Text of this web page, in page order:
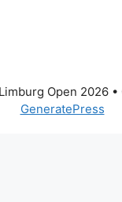
Open 2026•
GeneratePress